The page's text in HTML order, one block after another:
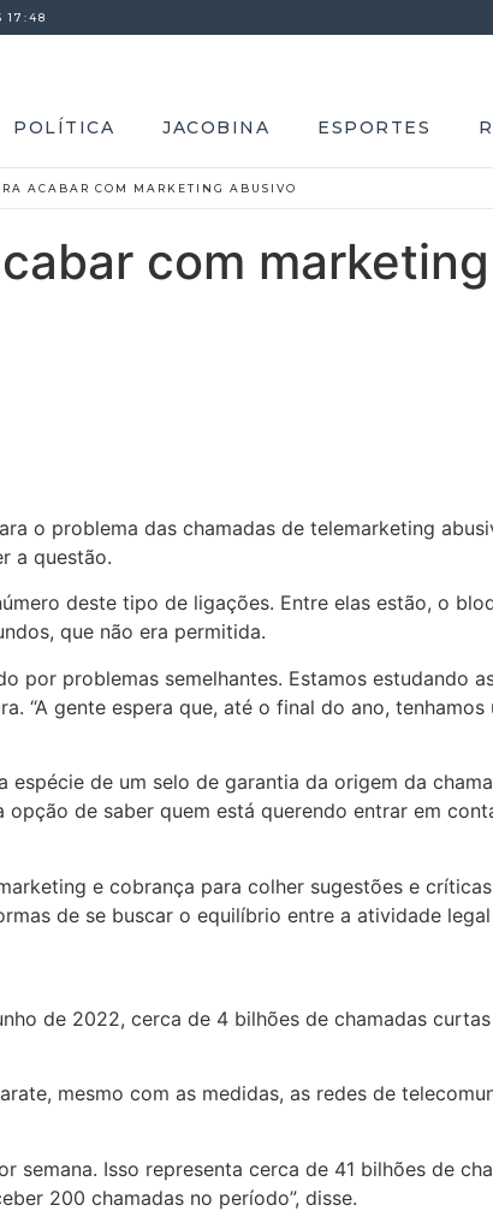
17:48
POLÍTICA JACOBINA ESPORTES
ACABAR COM MARKETING ABUSIVO
com
o problema das chamadas de telemarketing
a questão.
deste tipo de ligações. Entre elas estão, o
que não era permitida.
por problemas semelhantes. Estamos estudando
“A gente espera que, até o final do ano, tenhamos
de um selo de garantia da origem da
de saber quem está querendo entrar em
e cobrança para colher sugestões e
de se buscar o equilíbrio entre a atividade
de 2022, cerca de 4 bilhões de chamadas
mesmo com as medidas, as redes de
Isso representa cerca de 41 bilhões de
200 chamadas no período”, disse.